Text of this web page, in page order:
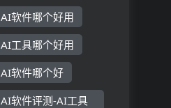
AI软件哪个好用
AI工具哪个好用
AI软件哪个好
AI软件评测-AI工具